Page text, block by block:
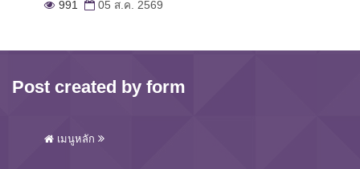
991 05 ส.ค. 2569
Post created by form
เมนูหลัก